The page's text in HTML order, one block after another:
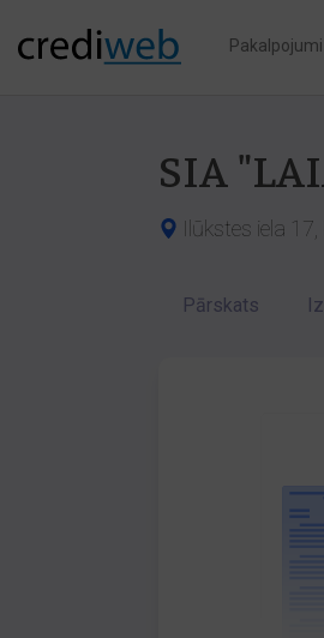
Pakalpojumi
SIA
Ilūkstes iela
Pārskats